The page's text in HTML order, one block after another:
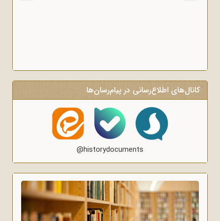
کانال‌های اطلاع‌رسانی در پیام‌رسان‌ها
@historydocuments